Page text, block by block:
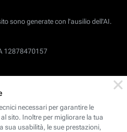
sono generate con l'ausilio dell'AI.
12878470157